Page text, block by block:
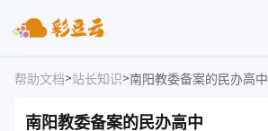
帮助文档>站长知识>南阳教委备案的民办高中
南阳教委备案的民办高中